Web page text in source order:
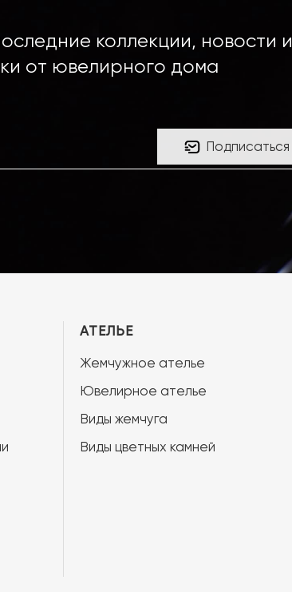
коллекции, новости и
от ювелирного дома
Подписаться
АТЕЛЬЕ
Жемчужное ателье
Ювелирное ателье
Виды жемчуга
Виды цветных камней